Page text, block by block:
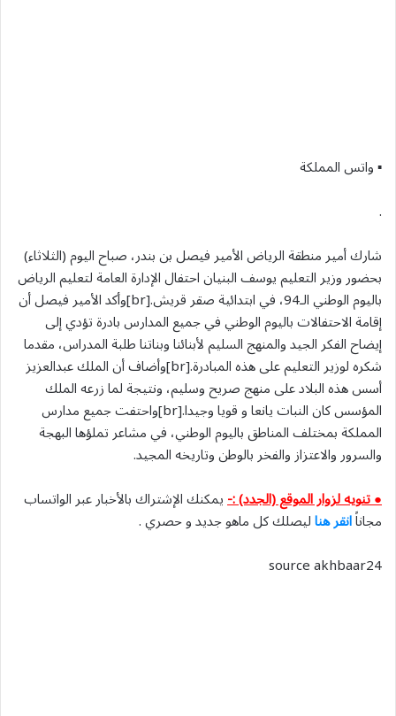
▪︎ واتس المملكة
.
شارك أمير منطقة الرياض الأمير فيصل بن بندر، صباح اليوم (الثلاثاء)
بحضور وزير التعليم يوسف البنيان احتفال الإدارة العامة لتعليم الرياض
باليوم الوطني الـ94، في ابتدائية صقر قريش.[br]وأكد الأمير فيصل أن
إقامة الاحتفالات باليوم الوطني في جميع المدارس بادرة تؤدي إلى
إيضاح الفكر الجيد والمنهج السليم لأبنائنا وبناتنا طلبة المدراس، مقدما
شكره لوزير التعليم على هذه المبادرة.[br]وأضاف أن الملك عبدالعزيز
أسس هذه البلاد على منهج صريح وسليم، ونتيجة لما زرعه الملك
المؤسس كان النبات يانعا و قويا وجيدا.[br]واحتفت جميع مدارس
المملكة بمختلف المناطق باليوم الوطني، في مشاعر تملؤها البهجة
والسرور والاعتزاز والفخر بالوطن وتاريخه المجيد.
● تنويه لزوار الموقع (الجدد) :-يمكنك الإشتراك بالأخبار عبر الواتساب
مجاناًانقر هناليصلك كل ماهو جديد و حصري .
source akhbaar24